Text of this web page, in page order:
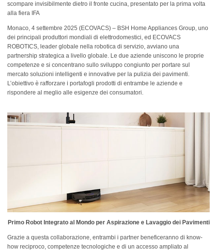
scompare invisibilmente dietro il fronte cucina, presentato per la prima volta
alla fiera IFA
Monaco, 4 settembre 2025 (ECOVACS) – BSH Home Appliances Group, uno
dei principali produttori mondiali di elettrodomestici, ed ECOVACS
ROBOTICS, leader globale nella robotica di servizio, avviano una
partnership strategica a livello globale. Le due aziende uniscono le proprie
competenze e si concentrano sullo sviluppo congiunto per portare sul
mercato soluzioni intelligenti e innovative per la pulizia dei pavimenti.
L’obiettivo è rafforzare i portafogli prodotti di entrambe le aziende e
rispondere al meglio alle esigenze dei consumatori.
Primo Robot Integrato al Mondo per Aspirazione e Lavaggio dei Pavimenti
Grazie a questa collaborazione, entrambi i partner beneficeranno di know-
how reciproco, competenze tecnologiche e di un accesso ampliato al